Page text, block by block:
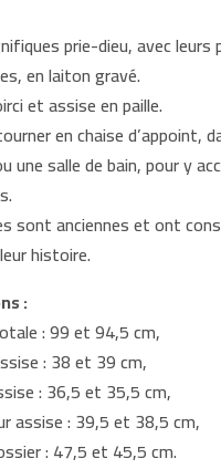
prie-dieu, avec leurs
en laiton gravé.
et assise en paille.
en chaise d’appoint,
une salle de bain, pour y
sont anciennes et ont
histoire.
:
: 99 et 94,5 cm,
: 38 et 39 cm,
: 36,5 et 35,5 cm,
assise : 39,5 et 38,5 cm,
: 47,5 et 45,5 cm.